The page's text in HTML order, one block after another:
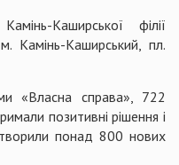
Каширської філії
Камінь-Каширський, пл.
«Власна справа», 722
позитивні рішення і
понад 800 нових